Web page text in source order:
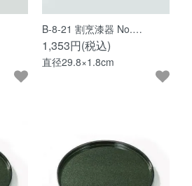
B-8-21 割烹漆器 No.…
1,353円(税込)
直径29.8×1.8cm